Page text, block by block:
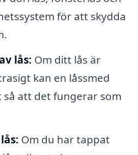
för att skydda
lås: Om ditt lås är
kan en låssmed
att det fungerar som
Om du har tappat